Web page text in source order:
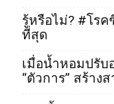
รู้หรือไม่? #โร
ที่สุด
เมื่อน้ำหอมปรับ
“ตัวการ” สร้าง